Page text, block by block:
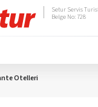
Setur Servis
Belge No: 728
Otelleri